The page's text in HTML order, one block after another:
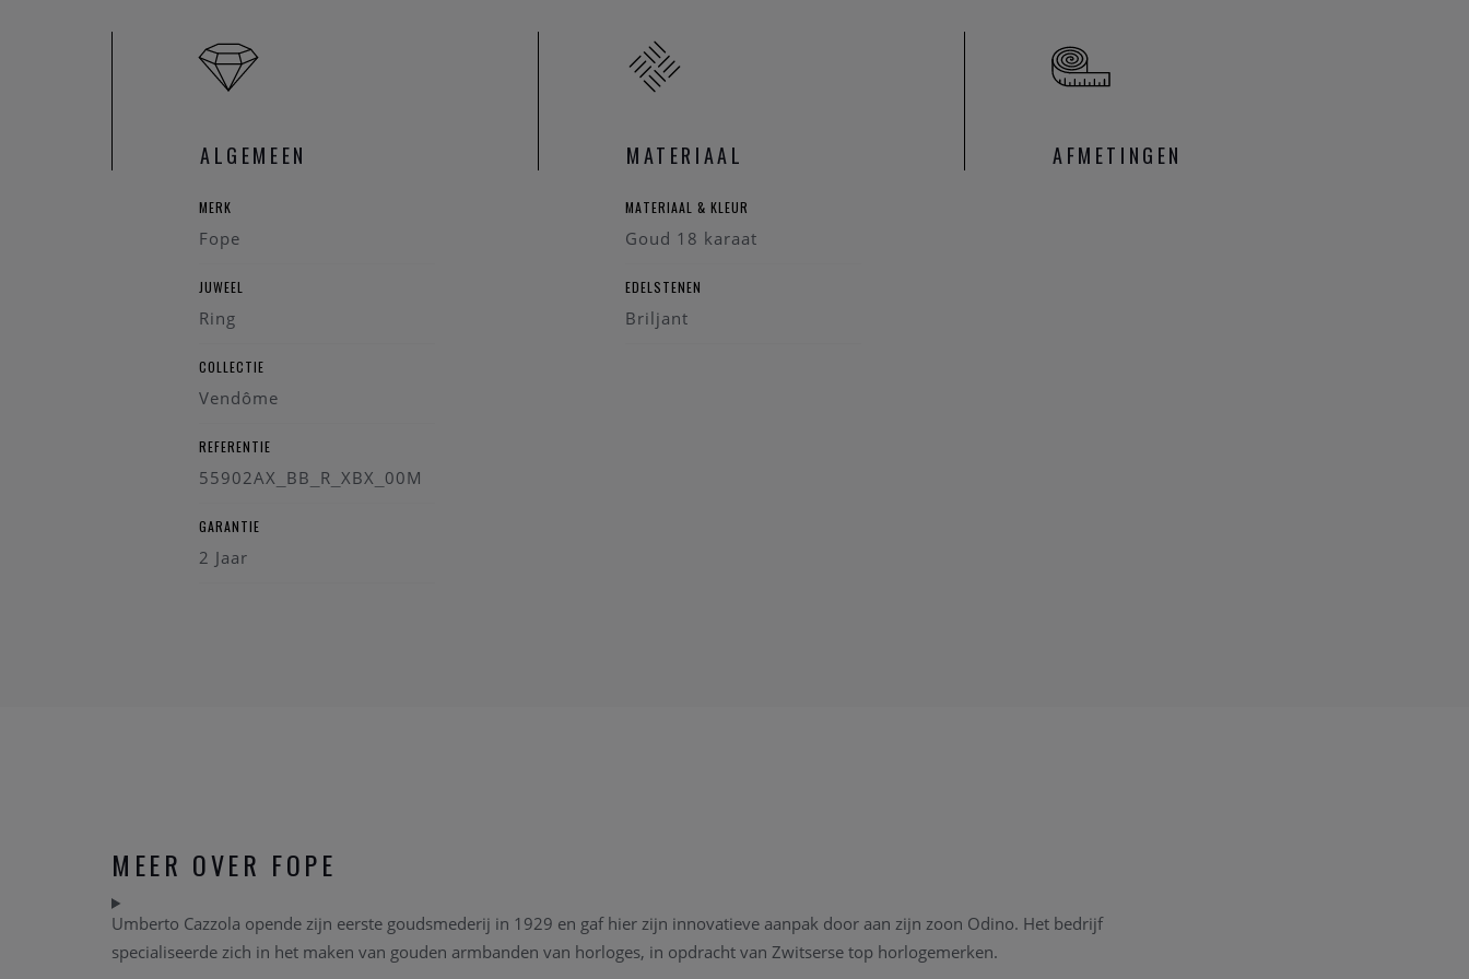
ALGEMEEN
MERK
Fope
JUWEEL
Ring
COLLECTIE
Vendôme
REFERENTIE
55902AX_BB_R_XBX_00M
GARANTIE
2 Jaar
MATERIAAL
MATERIAAL & KLEUR
Goud 18 karaat
EDELSTENEN
Briljant
AFMETINGEN
MEER OVER FOPE
Umberto Cazzola opende zijn eerste goudsmederij in 1929 en gaf hier zijn innovatieve aanpak door aan zijn zoon Odino. Het bedrijf
specialiseerde zich in het maken van gouden armbanden van horloges, in opdracht van Zwitserse top horlogemerken.